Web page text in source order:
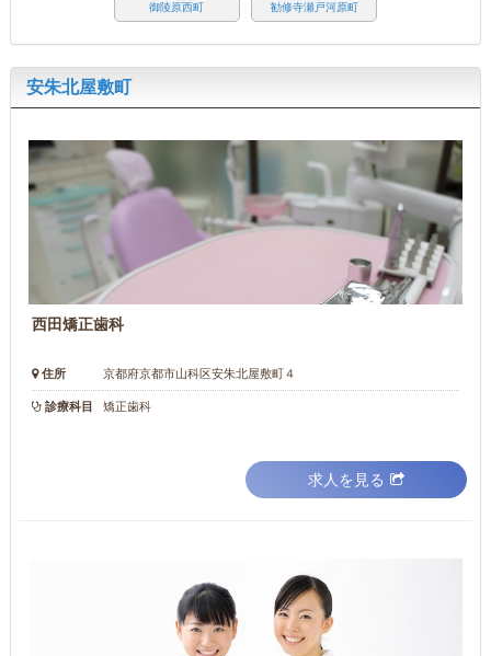
御陵原西町 勧修寺瀬戸河原町
安朱北屋敷町
西田矯正歯科
住所 京都府京都市山科区安朱北屋敷町４
診療科目 矯正歯科
求人を見る